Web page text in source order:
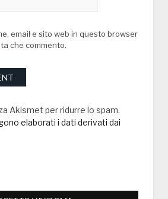
email e sito web in questo browser
che commento.
Akismet per ridurre lo spam.
elaborati i dati derivati dai